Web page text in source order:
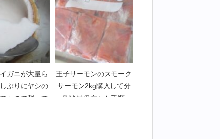
ガニが大量ら
ぶりにヤシの
たので割って
王子サーモンのスモーク
サーモン2kg購入して分
割冷凍保存した手順